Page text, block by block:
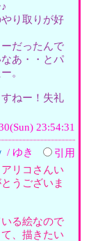
り取りが好
だったんで
あ・・とパ
。
ねー！失礼
23:54:31
/ ゆき
引用
リコさんい
うございま
る絵なので
、描きたい